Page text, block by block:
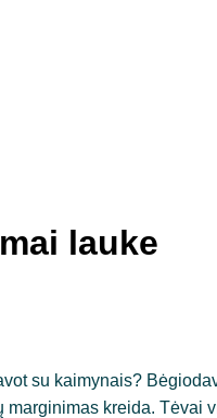
lauke
su kaimynais?
kreida. Tėvai